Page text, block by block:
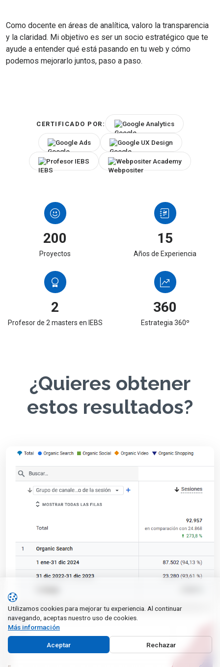
Como docente en áreas de analítica, valoro la transparencia
y la claridad. Mi objetivo es ser un socio estratégico que te
ayude a entender qué está pasando en tu web y cómo
podemos mejorarlo juntos, paso a paso.
CERTIFICADO POR: Google Analytics
Google Ads Google UX Design
Profesor IEBS Webpositer Academy
200
Proyectos
15
Años de Experiencia
2
Profesor de 2 masters en IEBS
360
Estrategia 360º
¿Quieres obtener
estos resultados?
Utilizamos cookies para mejorar tu experiencia. Al continuar
navegando, aceptas nuestro uso de cookies.
Más información
Aceptar Rechazar